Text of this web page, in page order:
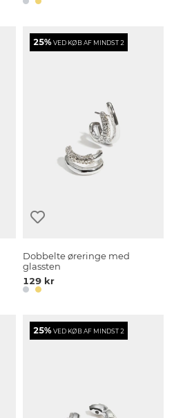
25%VED KØB AF MINDST 2
Dobbelte øreringe med
glassten
129 kr
25%VED KØB AF MINDST 2